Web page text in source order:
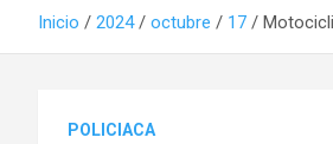
Inicio 2024 octubre 17
POLICIACA